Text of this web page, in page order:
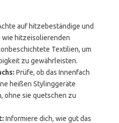
auf hitzebeständige und
wie hitzeisolierenden
Textilien, um
zu gewährleisten.
Prüfe, ob das Innenfach
heißen Stylinggeräte
ohne sie quetschen zu
Informiere dich, wie gut das